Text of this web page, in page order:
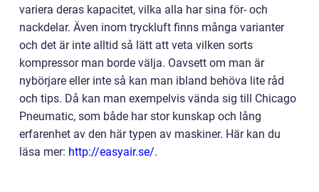
variera deras kapacitet, vilka alla har sina för- och
nackdelar. Även inom tryckluft finns många varianter
och det är inte alltid så lätt att veta vilken sorts
kompressor man borde välja. Oavsett om man är
nybörjare eller inte så kan man ibland behöva lite råd
och tips. Då kan man exempelvis vända sig till Chicago
Pneumatic, som både har stor kunskap och lång
erfarenhet av den här typen av maskiner. Här kan du
läsa mer: http://easyair.se/.